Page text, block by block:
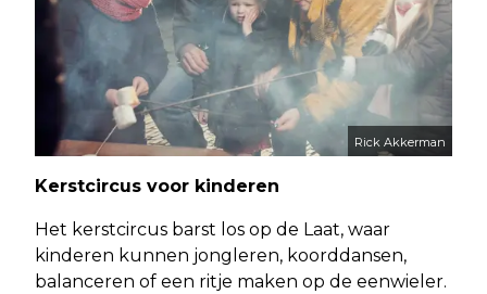
Rick Akkerman
Kerstcircus voor kinderen
Het kerstcircus barst los op de Laat, waar
kinderen kunnen jongleren, koorddansen,
balanceren of een ritje maken op de eenwieler.